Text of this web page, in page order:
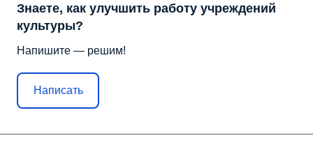
Знаете, как улучшить работу учреждений
культуры?
Напишите — решим!
Написать